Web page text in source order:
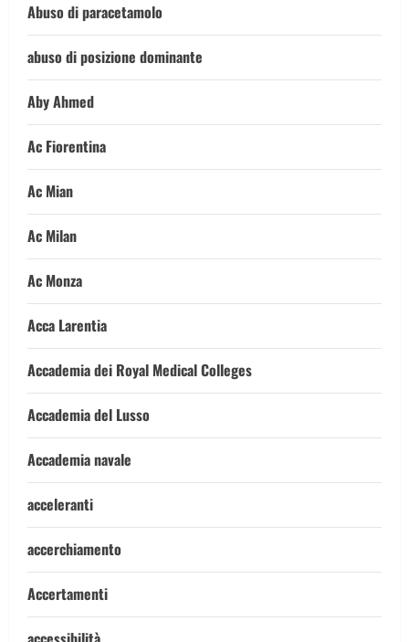
Abuso di paracetamolo
abuso di posizione dominante
Aby Ahmed
Ac Fiorentina
Ac Mian
Ac Milan
Ac Monza
Acca Larentia
Accademia dei Royal Medical Colleges
Accademia del Lusso
Accademia navale
acceleranti
accerchiamento
Accertamenti